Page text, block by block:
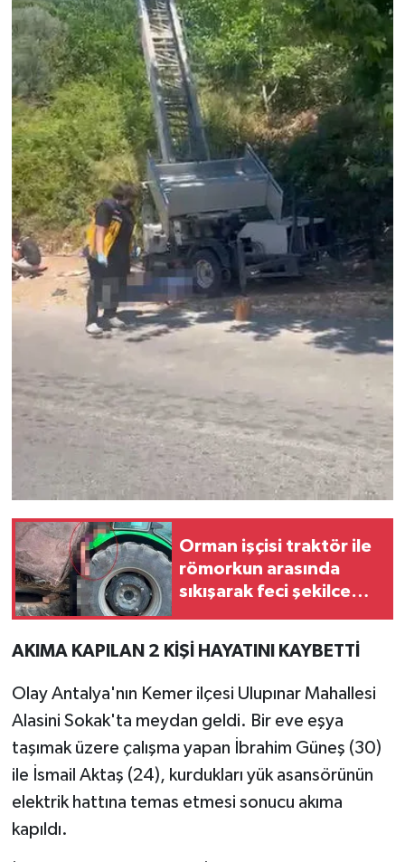
Orman işçisi traktör ile
römorkun arasında
sıkışarak feci şekilce
AKIMA KAPILAN 2 KİŞİ HAYATINI KAYBETTİ
Olay Antalya'nın Kemer ilçesi Ulupınar Mahallesi
Alasini Sokak'ta meydan geldi. Bir eve eşya
taşımak üzere çalışma yapan İbrahim Güneş (30)
ile İsmail Aktaş (24), kurdukları yük asansörünün
elektrik hattına temas etmesi sonucu akıma
kapıldı.